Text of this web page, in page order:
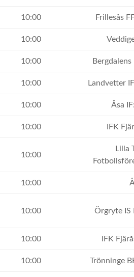
10:00 Frillesås
10:00
10:00
10:00 Landvetter
10:00 Åsa
10:00 IFK
10:00
Lilla
10:00
10:00 Örgryte IS
10:00 IFK
10:00 Trönninge